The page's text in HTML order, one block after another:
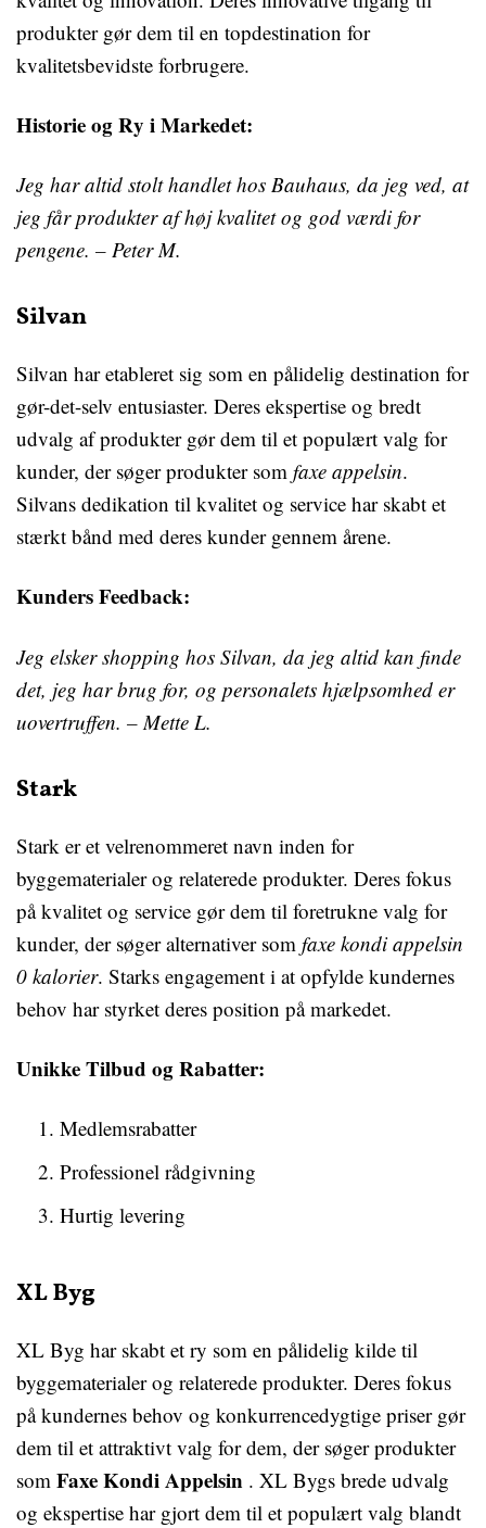
produkter gør dem til en topdestination for
kvalitetsbevidste forbrugere.
Historie og Ry i Markedet:
Jeg har altid stolt handlet hos Bauhaus, da jeg ved, at
jeg får produkter af høj kvalitet og god værdi for
pengene. – Peter M.
Silvan
Silvan har etableret sig som en pålidelig destination for
gør-det-selv entusiaster. Deres ekspertise og bredt
udvalg af produkter gør dem til et populært valg for
kunder, der søger produkter som faxe appelsin.
Silvans dedikation til kvalitet og service har skabt et
stærkt bånd med deres kunder gennem årene.
Kunders Feedback:
Jeg elsker shopping hos Silvan, da jeg altid kan finde
det, jeg har brug for, og personalets hjælpsomhed er
uovertruffen. – Mette L.
Stark
Stark er et velrenommeret navn inden for
byggematerialer og relaterede produkter. Deres fokus
på kvalitet og service gør dem til foretrukne valg for
kunder, der søger alternativer som faxe kondi appelsin
0 kalorier. Starks engagement i at opfylde kundernes
behov har styrket deres position på markedet.
Unikke Tilbud og Rabatter:
Medlemsrabatter
Professionel rådgivning
Hurtig levering
XL Byg
XL Byg har skabt et ry som en pålidelig kilde til
byggematerialer og relaterede produkter. Deres fokus
på kundernes behov og konkurrencedygtige priser gør
dem til et attraktivt valg for dem, der søger produkter
som Faxe Kondi Appelsin . XL Bygs brede udvalg
og ekspertise har gjort dem til et populært valg blandt